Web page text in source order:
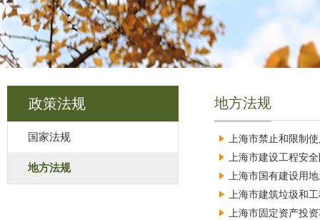
政策法规
国家法规
地方法规
地方法规
上海市禁止和限制
上海市建设工程安
上海市国有建设用
上海市建筑垃圾和
上海市固定资产投